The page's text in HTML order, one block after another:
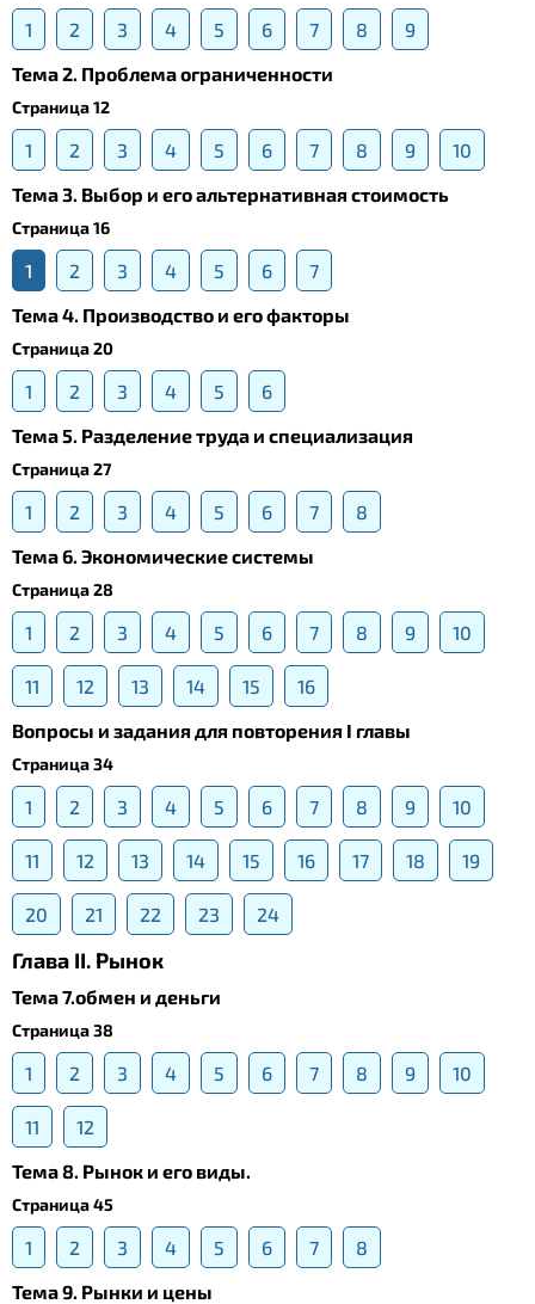
1 2 3 4 5 6 7 8
9
Тема 2. Проблема ограниченности
Страница 12
1 2 3 4 5 6 7 8 9
10
Тема 3. Выбор и его альтернативная стоимость
Страница 16
1 2 3 4 5 6
7
Тема 4. Производство и его факторы
Страница 20
1 2 3 4 5
6
Тема 5. Разделение труда и специализация
Страница 27
1 2 3 4 5 6 7
8
Тема 6. Экономические системы
Страница 28
1 2 3 4 5 6 7 8 9 10
11 12 13 14 15
16
Вопросы и задания для повторения I главы
Страница 34
1 2 3 4 5 6 7 8 9 10
11 12 13 14 15 16 17 18 19
20 21 22 23 24
Глава II. Рынок
Тема 7.обмен и деньги
Страница 38
1 2 3 4 5 6 7 8 9 10
11
12
Тема 8. Рынок и его виды.
Страница 45
1 2 3 4 5 6 7
8
Тема 9. Рынки и цены